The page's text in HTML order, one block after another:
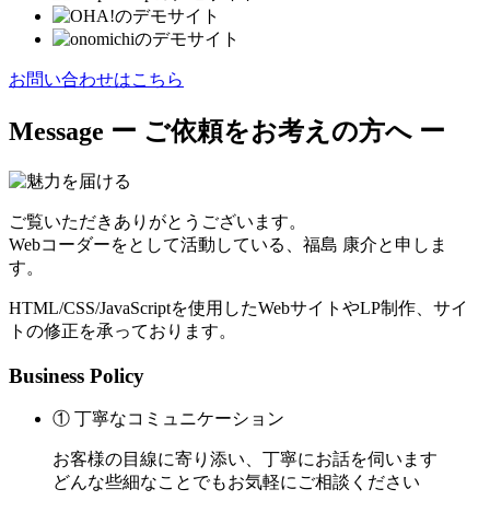
お問い合わせはこちら
Message ー ご依頼をお考えの方へ ー
ご覧いただきありがとうございます。
Webコーダーをとして活動している、福島 康介と申しま
す。
HTML/CSS/JavaScriptを使用したWebサイトやLP制作、サイ
トの修正を承っております。
Business Policy
① 丁寧なコミュニケーション
お客様の目線に寄り添い、丁寧にお話を伺います
どんな些細なことでもお気軽にご相談ください